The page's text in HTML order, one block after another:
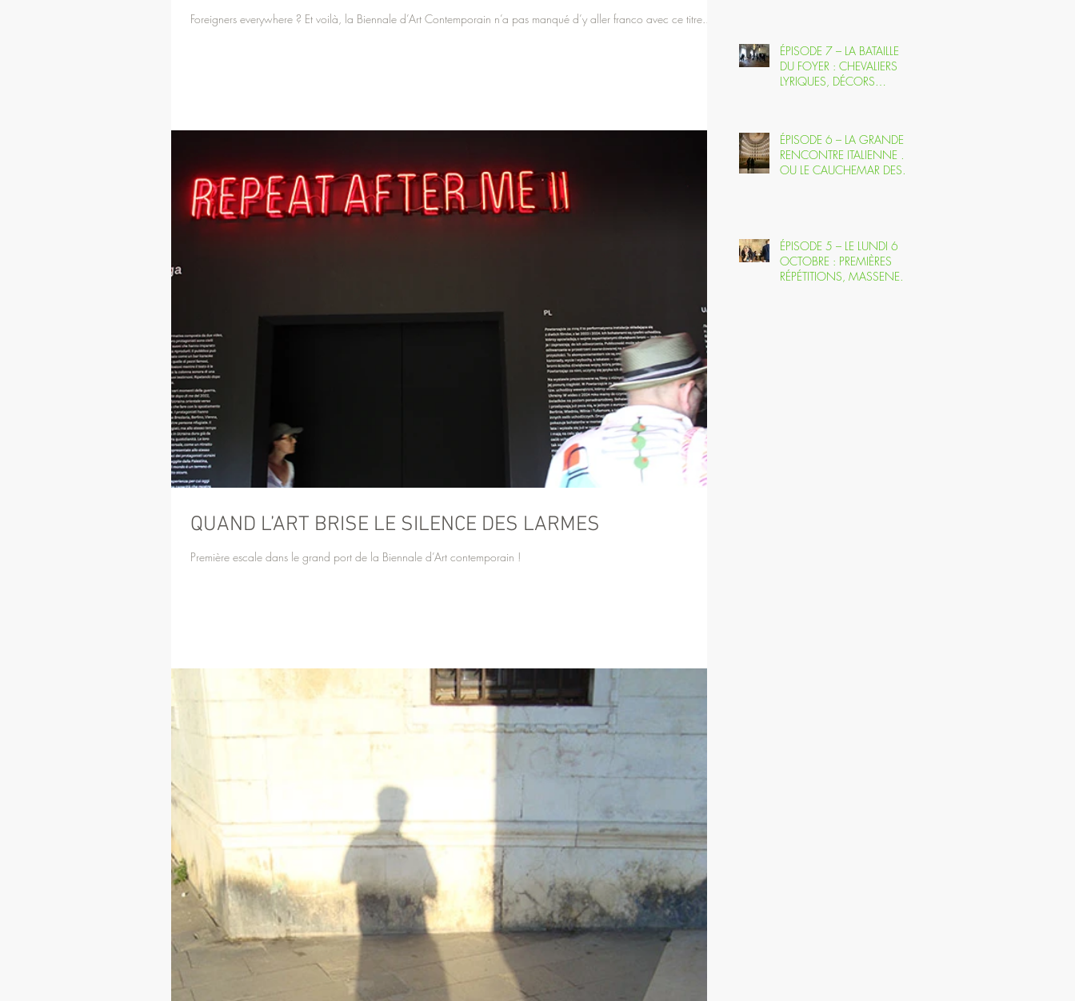
Foreigners everywhere ? Et voilà, la Biennale d’Art Contemporain n’a pas manqué d’y aller franco avec ce titre...
QUAND L’ART BRISE LE SILENCE DES LARMES
Première escale dans le grand port de la Biennale d’Art contemporain !
ÉPISODE 7 – LA BATAILLE
DU FOYER : CHEVALIERS
LYRIQUES, DÉCORS
ÉPISODE 6 – LA GRANDE
RENCONTRE ITALIENNE …
OU LE CAUCHEMAR DES
ÉPISODE 5 – LE LUNDI 6
OCTOBRE : PREMIÈRES
RÉPÉTITIONS, MASSENET